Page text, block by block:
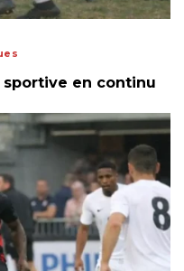
sportive en continu